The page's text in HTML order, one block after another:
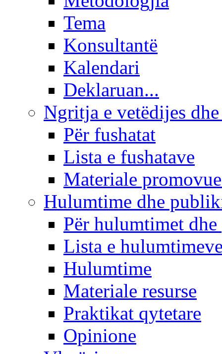
Tema
Konsultantë
Kalendari
Deklaruan...
Ngritja e vetëdijes
Për fushatat
Lista e fushatave
Materiale
Hulumtime dhe
Për hulumtimet
Lista e
Hulumtime
Materiale resurse
Praktikat qytetare
Opinione